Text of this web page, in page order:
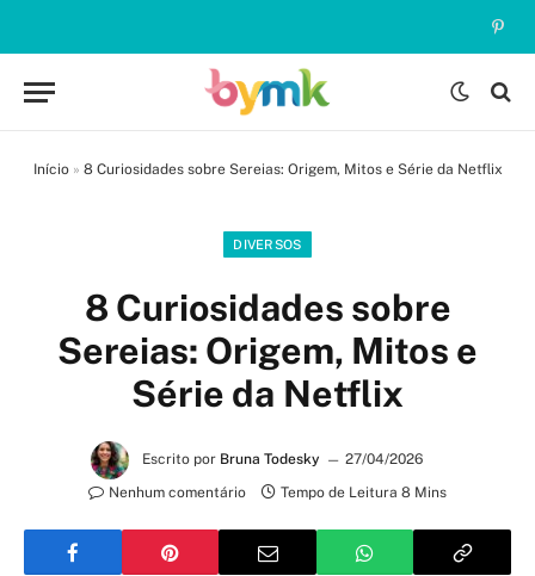
Início» 8 Curiosidades sobre Sereias: Origem, Mitos e Série da Netflix
DIVERSOS
8 Curiosidades sobre
Sereias: Origem, Mitos e
Série da Netflix
Escrito por Bruna Todesky
27/04/2026
Nenhum comentário
Tempo de Leitura 8 Mins